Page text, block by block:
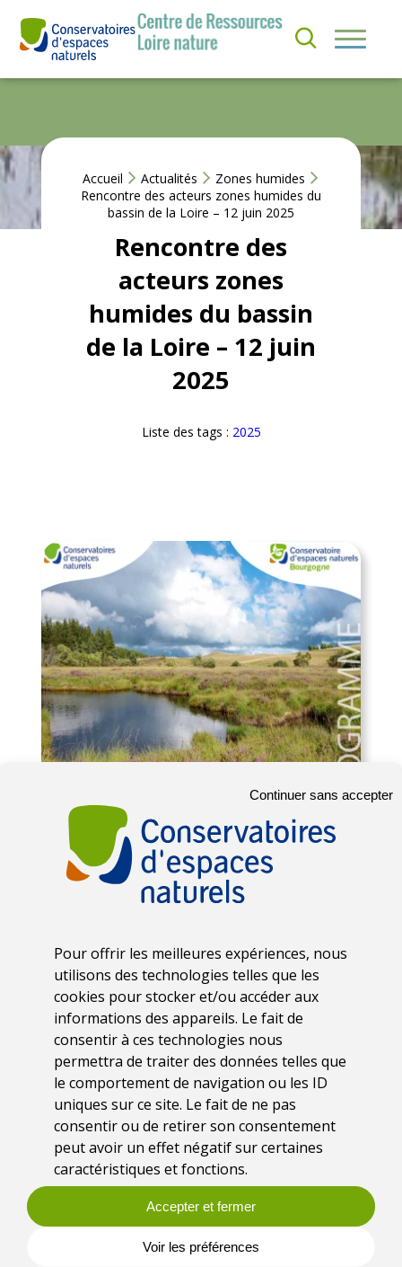
Pour offrir les meilleures expériences, nous
utilisons des technologies telles que les
cookies pour stocker et/ou accéder aux
informations des appareils. Le fait de
consentir à ces technologies nous
permettra de traiter des données telles que
le comportement de navigation ou les ID
uniques sur ce site. Le fait de ne pas
consentir ou de retirer son consentement
peut avoir un effet négatif sur certaines
caractéristiques et fonctions.
Accepter et fermer
Continuer sans accepter
Voir les préférences
contenu
SOMMES-
NOS
ACTIONS
ACTUS &
S’
N
R
N
Accueil Actualités
Zones humides
Rencontre des acteurs zones humides du
bassin de la Loire – 12 juin 2025
Rencontre des
acteurs zones
humides du bassin
de la Loire – 12 juin
2025
Liste des tags : 2025
Date
Jeudi 12 juin 2025
Lieu
Decize (58)
Thématique
Zones humides